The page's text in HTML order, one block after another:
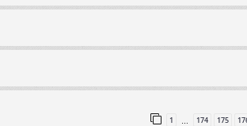
1 174 175